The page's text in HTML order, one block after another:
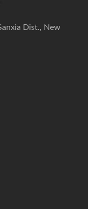
Dist., New